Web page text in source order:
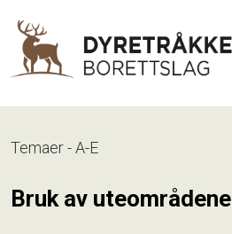
Temaer - A-E
Bruk av uteområdene